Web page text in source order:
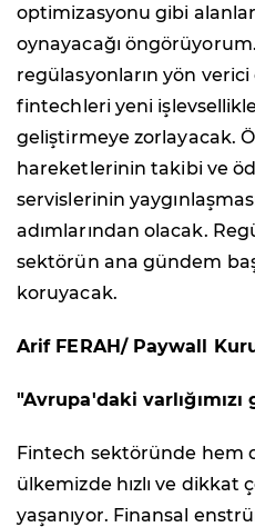
optimizasyonu gibi
oynayacağı öngörüyorum.
regülasyonların yön
fintechleri yeni
geliştirmeye zorlayacak.
hareketlerinin takibi ve
servislerinin
adımlarından olacak.
sektörün ana gündem
koruyacak.
Arif FERAH/ Paywall
"Avrupa'daki
Fintech sektöründe hem
ülkemizde hızlı ve dikkat
yaşanıyor. Finansal